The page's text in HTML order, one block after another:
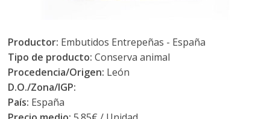
Productor: Embutidos Entrepeñas - España
Tipo de producto:Conserva animal
Procedencia/Origen: León
D.O./Zona/IGP:
País: España